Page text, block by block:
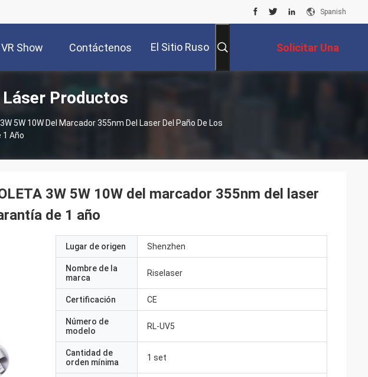
Spanish
VR Show Contáctenos El Sitio Ruso Solicitar Una
Cotización
Láser Productos
5W 10W Del Marcador 355nm Del Laser Del Paño De Los
1 Año
3W 5W 10W del marcador 355nm del laser
de 1 año
Lugar de origen Shenzhen
Nombre de la
marca
Riselaser
Certificación CE
Número de
modelo
RL-UV5
Cantidad de
orden mínima
1 set